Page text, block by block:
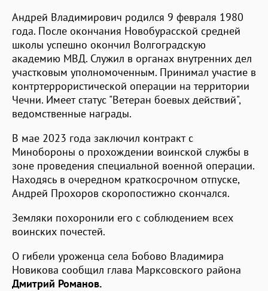
Андрей Владимирович родился 9 февраля 1980
года. После окончания Новобурасской средней
школы успешно окончил Волгоградскую
академию МВД. Служил в органах внутренних дел
участковым уполномоченным. Принимал участие в
контртеррористической операции на территории
Чечни. Имеет статус "Ветеран боевых действий",
ведомственные награды.
В мае 2023 года заключил контракт с
Минобороны о прохождении воинской службы в
зоне проведения специальной военной операции.
Находясь в очередном краткосрочном отпуске,
Андрей Прохоров скоропостижно скончался.
Земляки похоронили его с соблюдением всех
воинских почестей.
О гибели уроженца села Бобово Владимира
Новикова сообщил глава Марксовского района
Дмитрий Романов.